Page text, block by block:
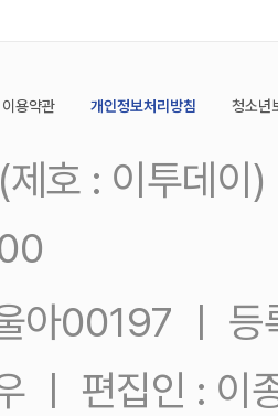
이용약관 개인정보처리방침 청소년
제호 : 이투데
아00197 ㅣ
ㅣ 편집인 : 이